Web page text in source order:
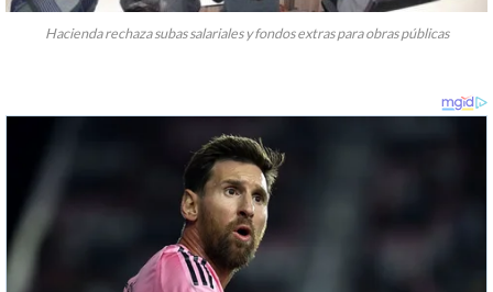
Hacienda rechaza subas salariales y fondos extras para obras públicas